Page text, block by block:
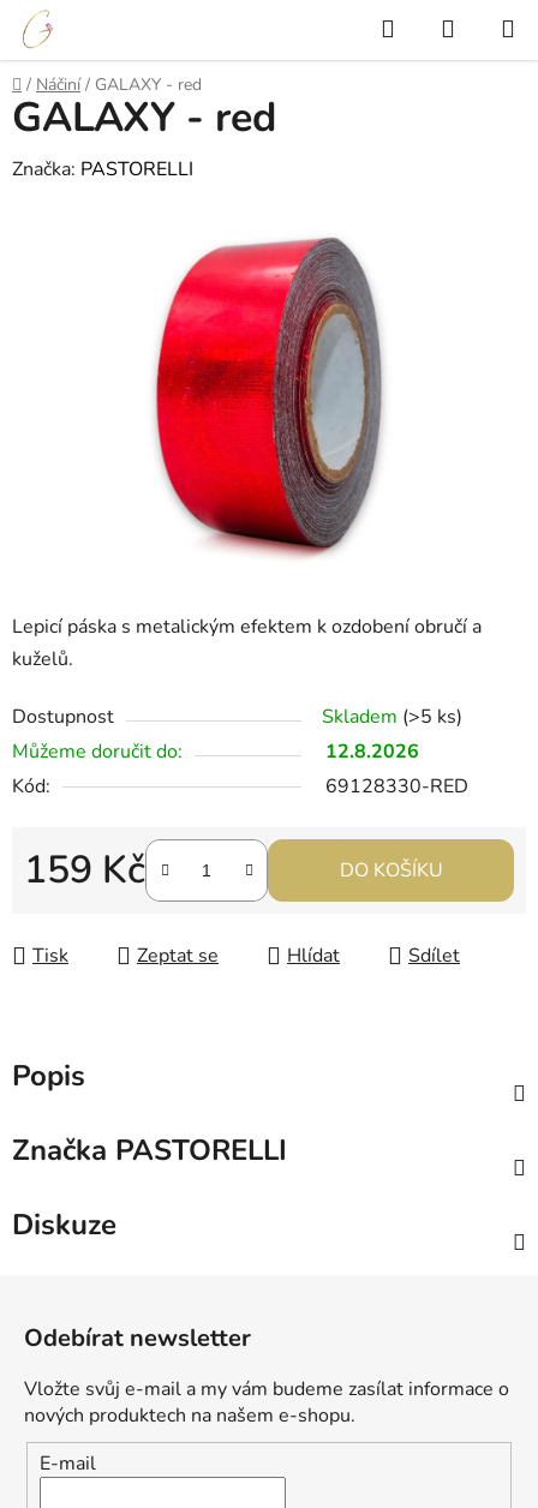
Přejít
obsah
Hledat
KOŠÍK
Domů
/ Náčiní / GALAXY - red
Lepicí páska s metalickým efektem k ozdobení obručí a
kuželů.
Dostupnost Skladem (>5 ks)
Můžeme doručit do:
12.8.2026
Kód:
69128330-RED
159 Kč DO KOŠÍKU
Tisk Zeptat se Hlídat Sdílet
GALAXY - red
Značka: PASTORELLI
Popis
Značka PASTORELLI
Diskuze
Odebírat newsletter
Vložte svůj e-mail a my vám budeme zasílat informace o
nových produktech na našem e-shopu.
E-mail